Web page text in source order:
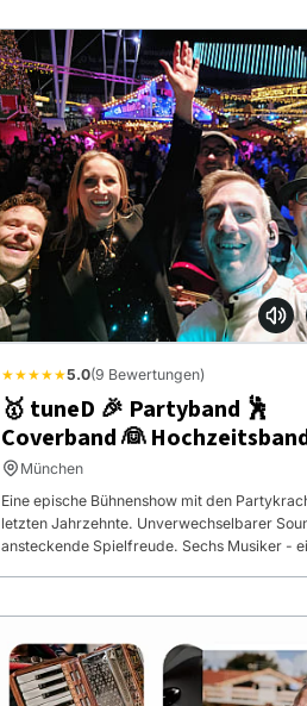
★★★★★5.0(9 Bewertungen)
🥇 tuneD 🎉 Partyband 🕺
Coverband 👰
München
Eine epische Bühnenshow mit den
letzten Jahrzehnte. Unverwechselbarer
ansteckende Spielfreude. Sechs Musiker -